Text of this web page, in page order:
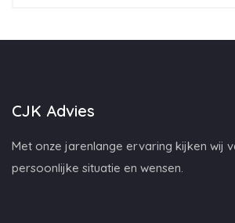
CJK Advies
Met onze jarenlange ervaring kijken wij
persoonlijke situatie en wensen.